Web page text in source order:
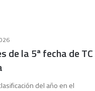
de la 5ª fecha de TC
del año en el